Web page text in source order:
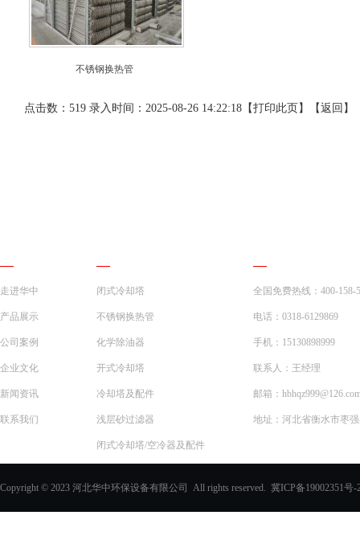
不锈钢换热管
点击数：519 录入时间：2025-08-26 14:22:18【打印此页 】【返回 】
走进华中
产品展示
公司案例
企业文化
新闻资讯
联系我们
闭式冷却塔
不锈钢换热管
化学除油器
开式冷却塔
冷却塔及配件
浅层砂过滤器
闭式冷却塔/空冷器及配件
全国免费热线：400-158-
电话：0318-6129869
手机：15130898999
联系人：王经理
邮箱：
地址：河北省衡水市枣
Copyright © 2023 河北华中环保设备有限公司 All rights reserved. 冀ICP备19002351号-